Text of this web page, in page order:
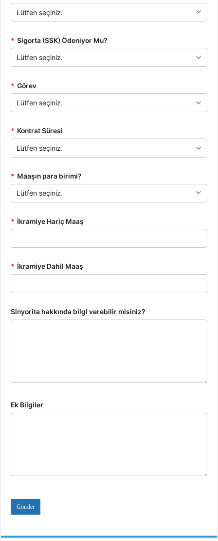
* Sigorta (SSK) Ödeniyor Mu?
* Görev
* Kontrat Süresi
* Maaşın para birimi?
* İkramiye Hariç Maaş
* İkramiye Dahil Maaş
Sinyorita hakkında bilgi verebilir misiniz?
Ek Bilgiler